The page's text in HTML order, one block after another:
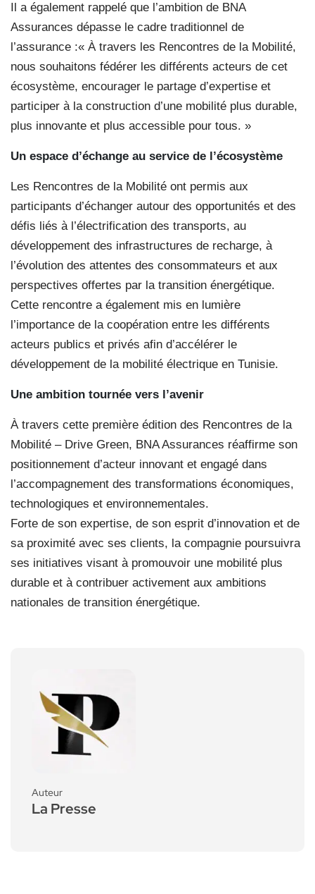
Il a également rappelé que l’ambition de BNA
Assurances dépasse le cadre traditionnel de
l’assurance :« À travers les Rencontres de la Mobilité,
nous souhaitons fédérer les différents acteurs de cet
écosystème, encourager le partage d’expertise et
participer à la construction d’une mobilité plus durable,
plus innovante et plus accessible pour tous. »
Un espace d’échange au service de l’écosystème
Les Rencontres de la Mobilité ont permis aux
participants d’échanger autour des opportunités et des
défis liés à l’électrification des transports, au
développement des infrastructures de recharge, à
l’évolution des attentes des consommateurs et aux
perspectives offertes par la transition énergétique.
Cette rencontre a également mis en lumière
l’importance de la coopération entre les différents
acteurs publics et privés afin d’accélérer le
développement de la mobilité électrique en Tunisie.
Une ambition tournée vers l’avenir
À travers cette première édition des Rencontres de la
Mobilité – Drive Green, BNA Assurances réaffirme son
positionnement d’acteur innovant et engagé dans
l’accompagnement des transformations économiques,
technologiques et environnementales.
Forte de son expertise, de son esprit d’innovation et de
sa proximité avec ses clients, la compagnie poursuivra
ses initiatives visant à promouvoir une mobilité plus
durable et à contribuer activement aux ambitions
nationales de transition énergétique.
Auteur
La Presse